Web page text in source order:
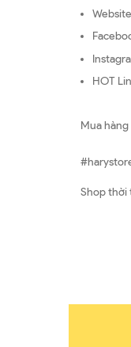
HOT
Mua hàng
Shop thời